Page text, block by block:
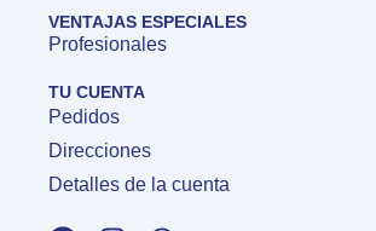
VENTAJAS ESPECIALES
Profesionales
TU CUENTA
Pedidos
Direcciones
Detalles de la cuenta